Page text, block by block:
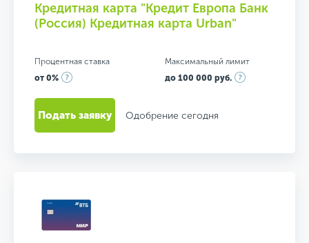
Кредитная карта "Кредит Европа Банк
(Россия) Кредитная карта Urban"
Процентная ставка
от 0%
Максимальный лимит
до 100 000 руб.
Подать заявку Одобрение сегодня